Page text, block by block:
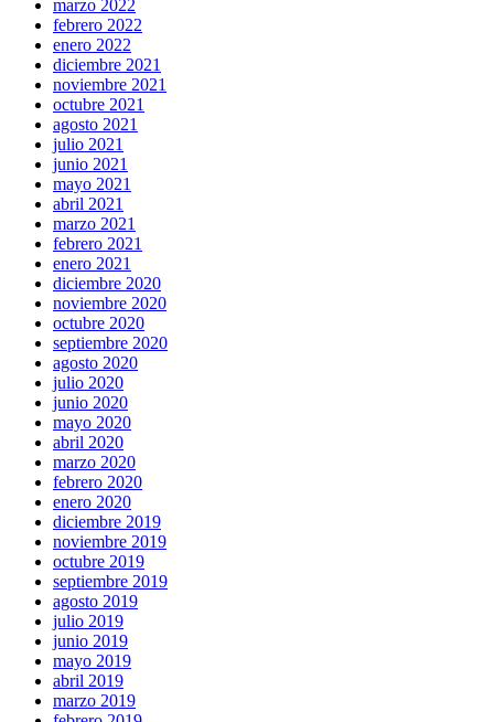
marzo 2022
febrero 2022
enero 2022
diciembre 2021
noviembre 2021
octubre 2021
agosto 2021
julio 2021
junio 2021
mayo 2021
abril 2021
marzo 2021
febrero 2021
enero 2021
diciembre 2020
noviembre 2020
octubre 2020
septiembre 2020
agosto 2020
julio 2020
junio 2020
mayo 2020
abril 2020
marzo 2020
febrero 2020
enero 2020
diciembre 2019
noviembre 2019
octubre 2019
septiembre 2019
agosto 2019
julio 2019
junio 2019
mayo 2019
abril 2019
marzo 2019